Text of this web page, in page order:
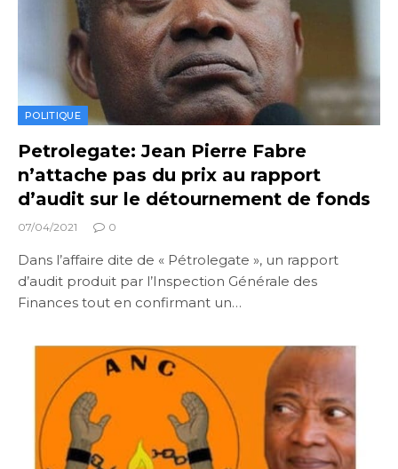
POLITIQUE
Petrolegate: Jean Pierre Fabre
n’attache pas du prix au rapport
d’audit sur le détournement de fonds
07/04/2021 0
Dans l’affaire dite de « Pétrolegate », un rapport
d’audit produit par l’Inspection Générale des
Finances tout en confirmant un…